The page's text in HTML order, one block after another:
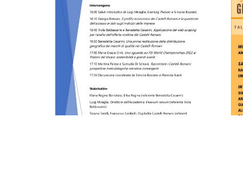
IL CIBO COME
ARMA